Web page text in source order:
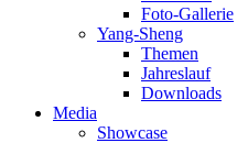
Foto-Gallerie
Yang-Sheng
Themen
Jahreslauf
Downloads
Media
Showcase